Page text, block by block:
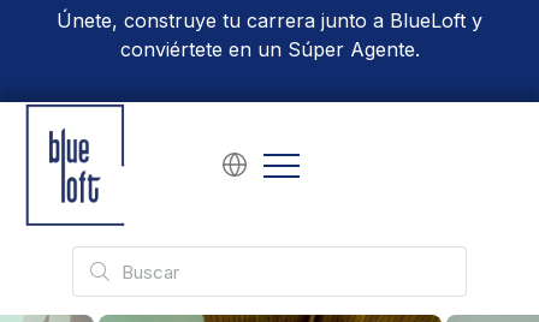
Únete, construye tu carrera junto a BlueLoft y
conviértete en un Súper Agente.